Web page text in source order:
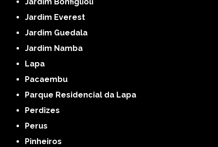
Jardim Everest
Jardim Guedala
Jardim Namba
Lapa
Pacaembu
Parque Residencial da Lapa
Perdizes
Perus
Pinheiros